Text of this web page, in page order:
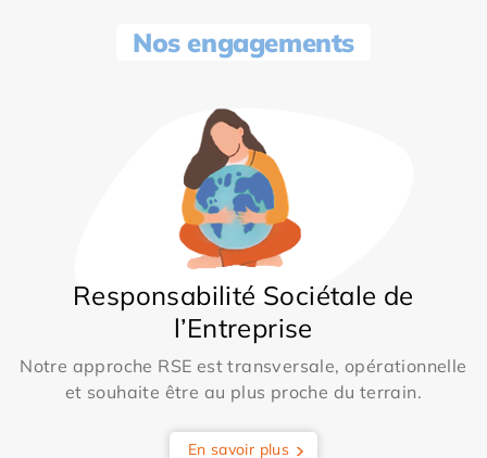
Nos engagements
Responsabilité Sociétale de
l’Entreprise
Notre approche RSE est transversale, opérationnelle
et souhaite être au plus proche du terrain.
En savoir plus